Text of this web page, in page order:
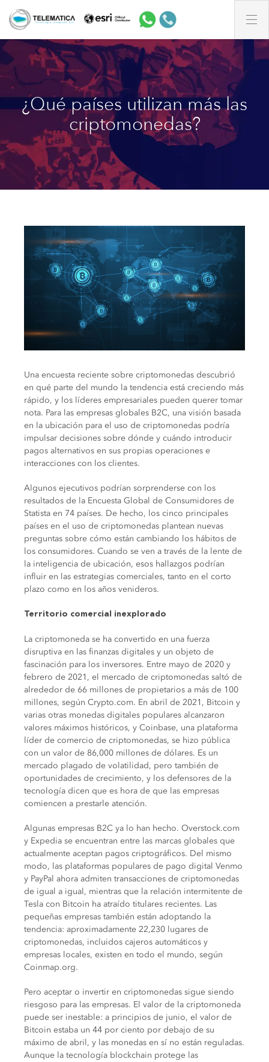
¿Qué países utilizan más las
criptomonedas?
Una encuesta reciente sobre criptomonedas descubrió
en qué parte del mundo la tendencia está creciendo más
rápido, y los líderes empresariales pueden querer tomar
nota. Para las empresas globales B2C, una visión basada
en la ubicación para el uso de criptomonedas podría
impulsar decisiones sobre dónde y cuándo introducir
pagos alternativos en sus propias operaciones e
interacciones con los clientes.
Algunos ejecutivos podrían sorprenderse con los
resultados de la Encuesta Global de Consumidores de
Statista en 74 países. De hecho, los cinco principales
países en el uso de criptomonedas plantean nuevas
preguntas sobre cómo están cambiando los hábitos de
los consumidores. Cuando se ven a través de la lente de
la inteligencia de ubicación, esos hallazgos podrían
influir en las estrategias comerciales, tanto en el corto
plazo como en los años venideros.
Territorio comercial inexplorado
La criptomoneda se ha convertido en una fuerza
disruptiva en las finanzas digitales y un objeto de
fascinación para los inversores. Entre mayo de 2020 y
febrero de 2021, el mercado de criptomonedas saltó de
alrededor de 66 millones de propietarios a más de 100
millones, según Crypto.com. En abril de 2021, Bitcoin y
varias otras monedas digitales populares alcanzaron
valores máximos históricos, y Coinbase, una plataforma
líder de comercio de criptomonedas, se hizo pública
con un valor de 86,000 millones de dólares. Es un
mercado plagado de volatilidad, pero también de
oportunidades de crecimiento, y los defensores de la
tecnología dicen que es hora de que las empresas
comiencen a prestarle atención.
Algunas empresas B2C ya lo han hecho. Overstock.com
y Expedia se encuentran entre las marcas globales que
actualmente aceptan pagos criptográficos. Del mismo
modo, las plataformas populares de pago digital Venmo
y PayPal ahora admiten transacciones de criptomonedas
de igual a igual, mientras que la relación intermitente de
Tesla con Bitcoin ha atraído titulares recientes. Las
pequeñas empresas también están adoptando la
tendencia: aproximadamente 22,230 lugares de
criptomonedas, incluidos cajeros automáticos y
empresas locales, existen en todo el mundo, según
Coinmap.org.
Pero aceptar o invertir en criptomonedas sigue siendo
riesgoso para las empresas. El valor de la criptomoneda
puede ser inestable: a principios de junio, el valor de
Bitcoin estaba un 44 por ciento por debajo de su
máximo de abril, y las monedas en sí no están reguladas.
Aunque la tecnología blockchain protege las